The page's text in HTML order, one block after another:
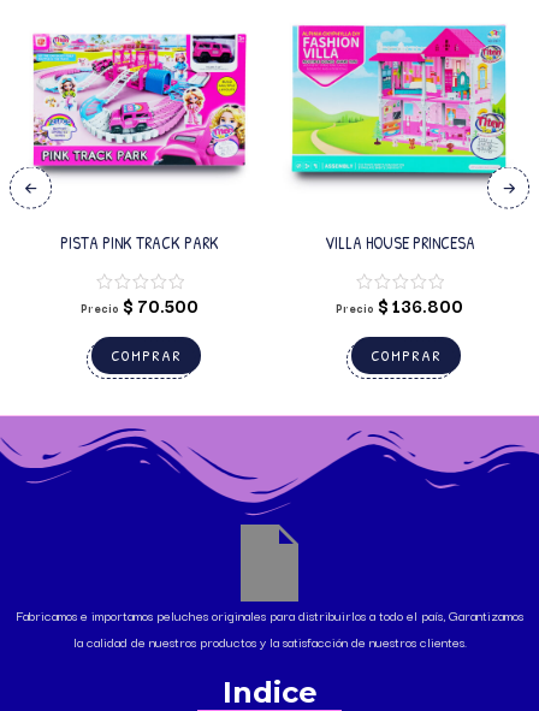
PISTA PINK TRACK PARK
Precio $ 70.500
COMPRAR
VILLA HOUSE PRINCESA
Precio $136.800
COMPRAR
Fabricamos e importamos peluches originales para distribuirlos a todo el país, Garantizamos
la calidad de nuestros productos y la satisfacción de nuestros clientes.
Indice